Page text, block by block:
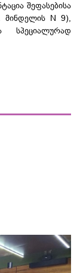
შეფასებისა
მინდელის N 9),
სპეციალურად